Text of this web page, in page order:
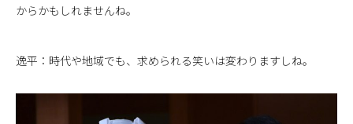
からかもしれませんね。
逸平：時代や地域でも、求められる笑いは変わりますしね。